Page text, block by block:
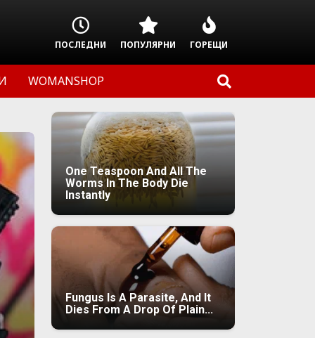
ПОСЛЕДНИ ПОПУЛЯРНИ ГОРЕЩИ
WOMANSHOP
One Teaspoon And All The
Worms In The Body Die
Instantly
Fungus Is A Parasite, And It
Dies From A Drop Of Plain...